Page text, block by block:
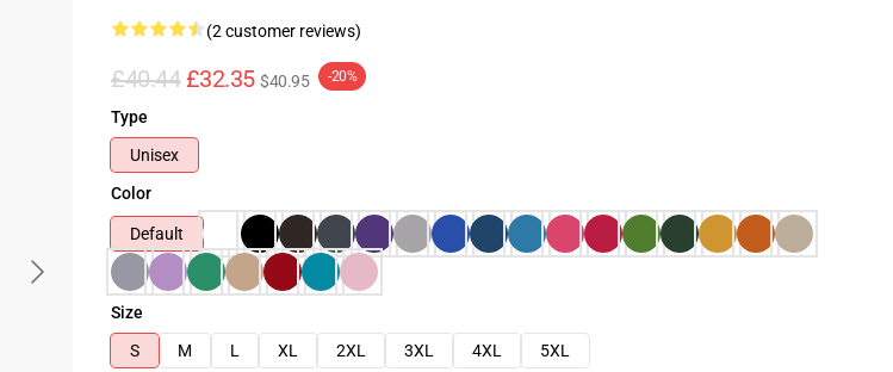
(2 customer reviews)
£40.44 £32.35 $40.95 -20%
Type
Unisex
Color
Default
Size
S
M L XL 2XL 3XL 4XL
5XL